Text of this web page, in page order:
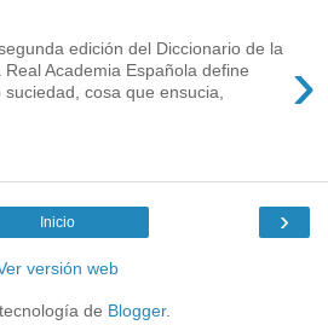
›
edición del Diccionario de la
Real Academia Española define
cosa que ensucia,
›
Inicio
versión web
de Blogger.